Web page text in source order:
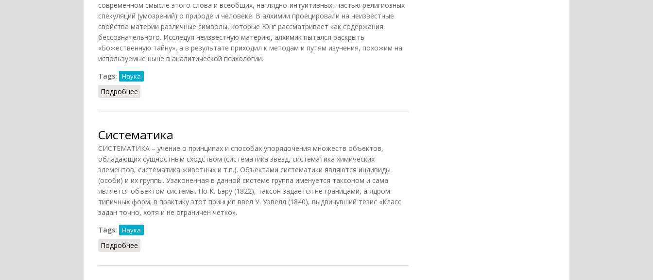
современном смысле этого слова и всеобщих, наглядно-интуитивных, частью религиозных
спекуляций (умозрений) о природе и человеке. В алхимии проецировали на неизвестные
свойства материи различные символы, которые Юнг рассматривает как содержания
бессознательного. Исследуя неизвестную материю, алхимик пытался раскрыть
«Божественную тайну», а в результате приходил к методам и путям изучения, похожим на
используемые ныне в аналитической психологии.
Tags:
Наука
Подробнее
Систематика
СИСТЕМАТИКА – учение о принципах и способах упорядочения множеств объектов,
обладающих сущностным сходством (систематика звезд, систематика химических
элементов, систематика животных и т.п.). Объектами систематики являются индивиды
(особи) и их группы. Узаконенная в данной системе группа именуется таксоном и сама
является объектом системы. По К. Бэру (1822), таксон задается не границами, а ядром
типичных форм; в практику этот принцип ввел У. Уэвелл (1840), выдвинувший тезис «Класс
задан точно, хотя и не ограничен четко».
Tags:
Наука
Подробнее